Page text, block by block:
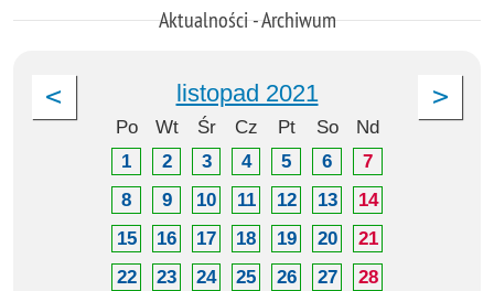
Aktualności - Archiwum
listopad 2021
Po Wt Śr Cz Pt So
Nd
1
2 3 4 5 6
7
8
9 10 11 12 13
14
15
16 17 18 19 20
21
22
23 24 25 26 27
28